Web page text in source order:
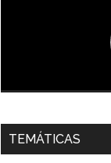
Dra. Carolina
Latinoamericana
TEMÁTICAS